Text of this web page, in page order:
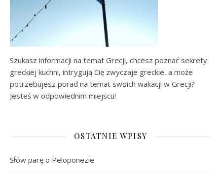
Szukasz informacji na temat Grecji, chcesz poznać sekrety
greckiej kuchni, intrygują Cię zwyczaje greckie, a może
potrzebujesz porad na temat swoich wakacji w Grecji?
Jesteś w odpowiednim miejscu!
OSTATNIE WPISY
Słów parę o Peloponezie